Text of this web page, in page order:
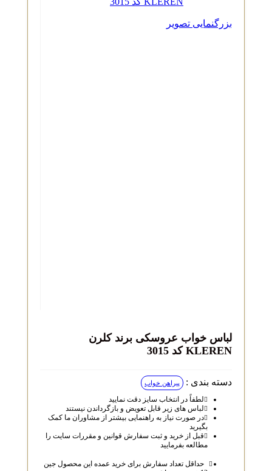
بزرگنمایی تصویر
لباس خواب عروسکی برند کلرن
KLEREN کد 3015
دسته بندی : پیراهن خواب
لطفاً در انتخاب سایز دقت نمایید
لباس‌ های زیر قابل تعویض و بازگرداندن نیستند
در صورت نیاز به راهنمایی بیشتر از مشاوران ما کمک
قبل از خرید و ثبت سفارش قوانین و مقررات سایت را
مطالعه بفرمایید
حداقل تعداد سفارش برای خرید عمده این محصول جین